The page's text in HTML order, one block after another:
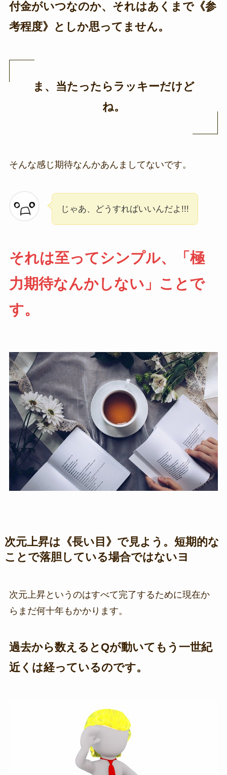
付金がいつなのか、それはあくまで《参
考程度》としか思ってません。
ま、当たったらラッキーだけど
ね。
そんな感じ期待なんかあんましてないです。
じゃあ、どうすればいいんだよ!!!
それは至ってシンプル、「極
力期待なんかしない」ことで
す。
次元上昇は《長い目》で見よう。短期的な
ことで落胆している場合ではないヨ
次元上昇というのはすべて完了するために現在か
らまだ何十年もかかります。
過去から数えるとQが動いてもう一世紀
近くは経っているのです。